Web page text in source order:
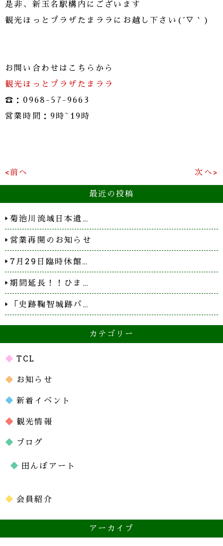
是非、新玉名駅構内にございます
観光ほっとプラザたまララにお越し下さい(´▽｀)
お問い合わせはこちらから
観光ほっとプラザたまララ
☎：0968-57-9663
営業時間：9時~19時
<前へ 次へ>
最近の投稿
菊池川流域日本遺…
営業再開のお知らせ
7月29日臨時休館…
期間延長！！ひま…
「史跡鞠智城跡パ…
カテゴリー
TCL
お知らせ
新着イベント
観光情報
ブログ
田んぼアート
会員紹介
アーカイブ